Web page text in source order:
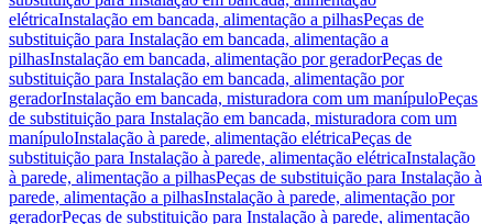
elétricaInstalação em bancada, alimentação a pilhasPeças de
substituição para Instalação em bancada, alimentação a
pilhasInstalação em bancada, alimentação por geradorPeças de
substituição para Instalação em bancada, alimentação por
geradorInstalação em bancada, misturadora com um manípuloPeças
de substituição para Instalação em bancada, misturadora com um
manípuloInstalação à parede, alimentação elétricaPeças de
substituição para Instalação à parede, alimentação elétricaInstalação
à parede, alimentação a pilhasPeças de substituição para Instalação à
parede, alimentação a pilhasInstalação à parede, alimentação por
geradorPeças de substituição para Instalação à parede, alimentação